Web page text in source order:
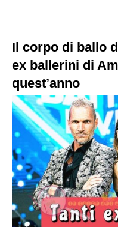
Il corpo di ballo
ex ballerini di
quest’anno